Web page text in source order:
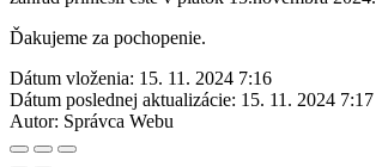
Ďakujeme za pochopenie.
Dátum vloženia: 15. 11. 2024 7:16
Dátum poslednej aktualizácie: 15. 11. 2024 7:17
Autor: Správca Webu